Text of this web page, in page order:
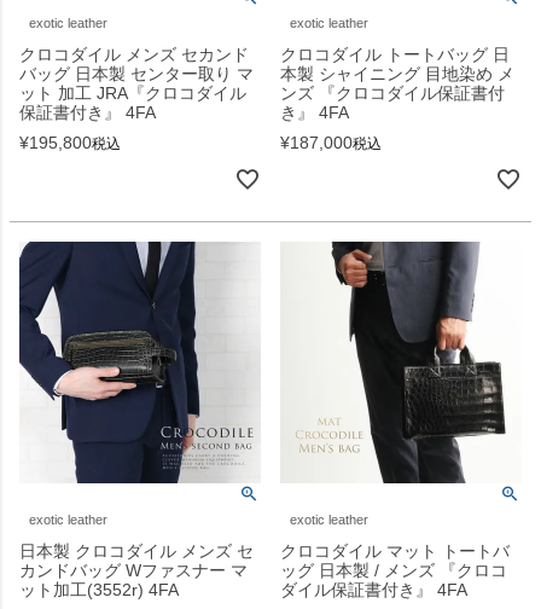
exotic leather
クロコダイル メンズ セカンド
バッグ 日本製 センター取り マ
ット 加工 JRA『クロコダイル
保証書付き』 4FA
¥195,800税込
exotic leather
クロコダイル トートバッグ 日
本製 シャイニング 目地染め メ
ンズ 『クロコダイル保証書付
き』 4FA
¥187,000税込
exotic leather
日本製 クロコダイル メンズ セ
カンドバッグ Wファスナー マ
ット加工(3552r) 4FA
exotic leather
クロコダイル マット トートバ
ッグ 日本製 / メンズ 『クロコ
ダイル保証書付き』 4FA